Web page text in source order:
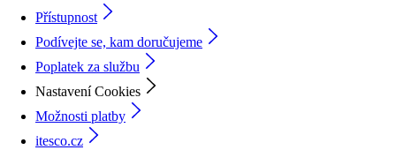
Přístupnost
Podívejte se, kam doručujeme
Poplatek za službu
Nastavení Cookies
Možnosti platby
itesco.cz